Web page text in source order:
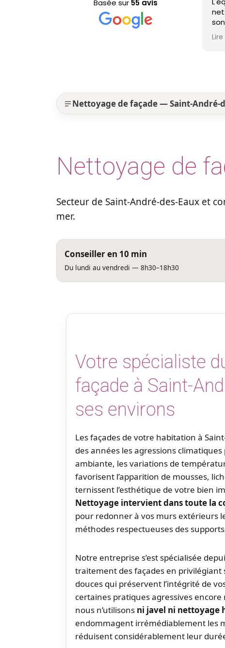
Basée sur 55 avis
nettoyage
sont
est nickel !
Lire la suite
Nettoyage de façade — Saint-André-
Nettoyage de
Secteur de Saint-André-des-Eaux et
mer.
Conseiller en 10 min
Du lundi au vendredi — 8h30–18h30
Votre spécialiste
façade à Saint-
ses environs
Les façades de votre habitation à
des années les agressions
ambiante, les variations de
favorisent l’apparition de mousses,
ternissent l’esthétique de votre bien
Nettoyage intervient dans toute la
pour redonner à vos murs extérieurs
méthodes respectueuses des
Notre entreprise s’est spécialisée
traitement des façades en
douces qui préservent l’intégrité de
certaines pratiques agressives
nous n’utilisons ni javel ni nettoyage
endommagent irrémédiablement les
réduisent considérablement leur